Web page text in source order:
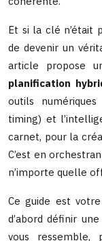
Et si la clé n’était
de devenir un
article propose
planification
outils numériques
timing) et
carnet, pour la
C’est en
n’importe quelle
Ce guide est
d’abord définir
vous ressemble,